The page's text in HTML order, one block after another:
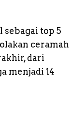
top 5
ceramah
dari
menjadi 14